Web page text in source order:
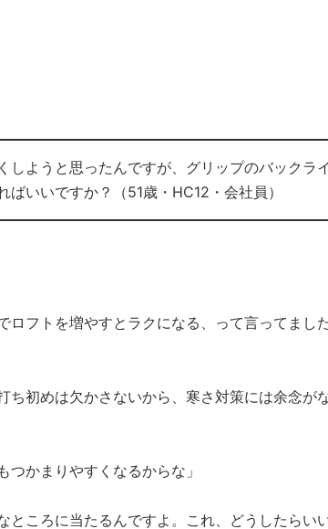
しようと思ったんですが、グリップのバックラ
いいですか？（51歳・HC12・会社員）
ロフトを増やすとラクになる、って言ってまし
ち初めは欠かさないから、寒さ対策には余念が
つかまりやすくなるからな」
ところに当たるんですよ。これ、どうしたらい